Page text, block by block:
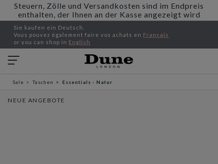
Steuern, Zölle und Versandkosten sind im Endpreis
enthalten, der Ihnen an der Kasse angezeigt wird
Sie kaufen ein Deutsch.
Vous pouvez également faire vos achats en Francais
or you can shop in English
Sale Taschen Essentials - Natur
NEUE ANGEBOTE